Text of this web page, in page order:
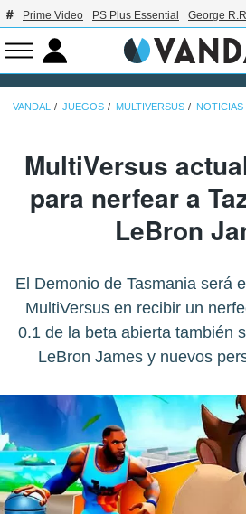
Prime Video PS Plus Essential George
VANDAL JUEGOS MULTIVERSUS NOTICIAS
MultiVersus
para nerfear a
LeBron
El Demonio de Tasmania será
MultiVersus en recibir un
0.1 de la beta abierta también
LeBron James y nuevos